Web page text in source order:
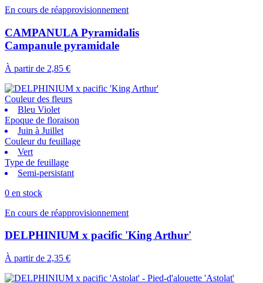
En cours de réapprovisionnement
CAMPANULA Pyramidalis
Campanule pyramidale
À partir de 2,85 €
Couleur des fleurs
Bleu Violet
Epoque de floraison
Juin à Juillet
Couleur du feuillage
Vert
Type de feuillage
Semi-persistant
0 en stock
En cours de réapprovisionnement
DELPHINIUM x pacific 'King Arthur'
À partir de 2,35 €